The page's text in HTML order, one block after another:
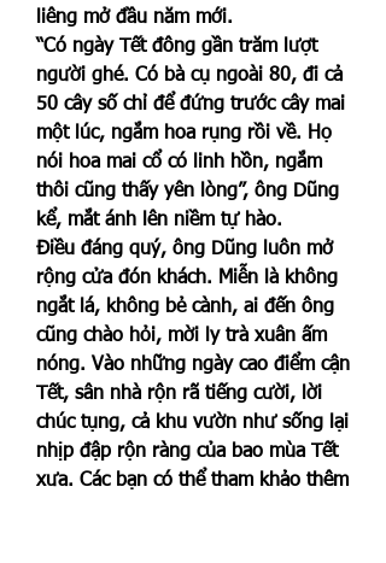
liêng mở đầu năm mới.
“Có ngày Tết đông gần trăm lượt
người ghé. Có bà cụ ngoài 80, đi cả
50 cây số chỉ để đứng trước cây mai
một lúc, ngắm hoa rụng rồi về. Họ
nói hoa mai cổ có linh hồn, ngắm
thôi cũng thấy yên lòng”, ông Dũng
kể, mắt ánh lên niềm tự hào.
Điều đáng quý, ông Dũng luôn mở
rộng cửa đón khách. Miễn là không
ngắt lá, không bẻ cành, ai đến ông
cũng chào hỏi, mời ly trà xuân ấm
nóng. Vào những ngày cao điểm cận
Tết, sân nhà rộn rã tiếng cười, lời
chúc tụng, cả khu vườn như sống lại
nhịp đập rộn ràng của bao mùa Tết
xưa. Các bạn có thể tham khảo thêm